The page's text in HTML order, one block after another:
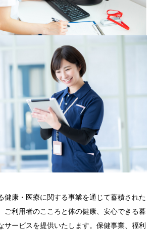
健康・医療に関する事業を通じて蓄積された
ご利用者のこころと体の健康、安心できる暮
サービスを提供いたします。保健事業、福利